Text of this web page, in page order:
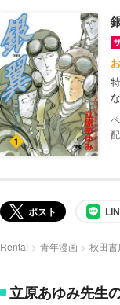
ポスト
Renta! 青年漫画 秋田書
立原あゆみ先生